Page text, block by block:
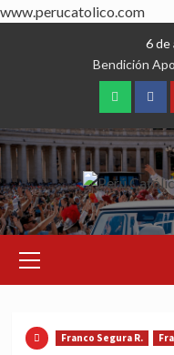
www.perucatolico.com
6 de
Bendición
Menu
Franco Segura R.